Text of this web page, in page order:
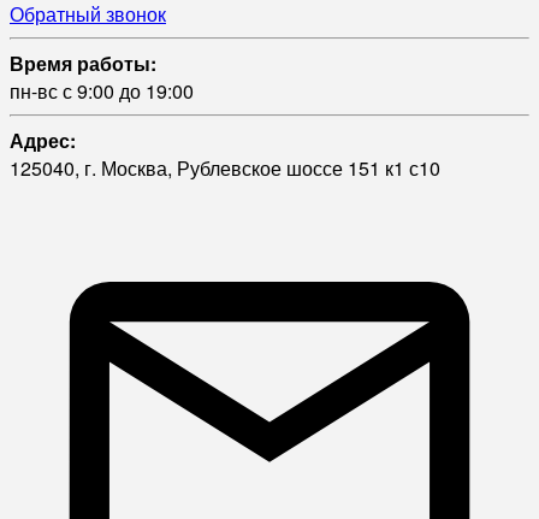
Обратный звонок
Время работы:
пн-вс с 9:00 до 19:00
Адрес:
125040, г. Москва, Рублевское шоссе 151 к1 с10